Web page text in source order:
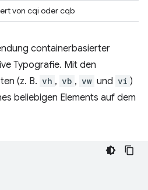
von cqi oder cqb
containerbasierter
Typografie. Mit den
(z. B. vh , vb , vw und vi )
beliebigen Elements auf dem